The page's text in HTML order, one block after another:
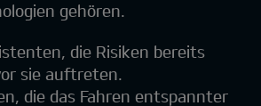
gehören.
die Risiken bereits
sie auftreten.
die das Fahren entspannter